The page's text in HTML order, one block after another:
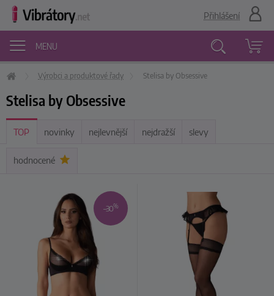
MENU
Přihlášení
Výrobci a produktové řady Stelisa by Obsessive
Stelisa by Obsessive
TOP novinky nejlevnější nejdražší slevy
hodnocené
–30%